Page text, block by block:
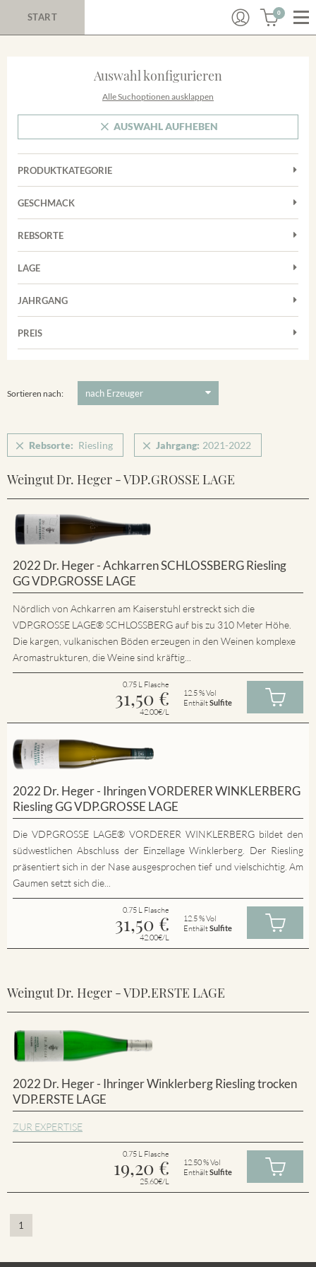
START 0
Auswahl konfigurieren
Alle Suchoptionen ausklappen
AUSWAHL AUFHEBEN
PRODUKTKATEGORIE
Cuvées
Rosé
Weißwein
GESCHMACK
Trocken
REBSORTE
Chardonnay
Grauburgunder
Riesling
Spätburgunder
LAGE
Achkarrer Schlossberg
Vorderer Winklerberg
Winklerberg Hinter Winklen
JAHRGANG
PREIS
Sortieren nach:
Rebsorte: Riesling Jahrgang: 2021-2022
Weingut Dr. Heger - VDP.GROSSE LAGE
2022 Dr. Heger - Achkarren SCHLOSSBERG Riesling
GG VDP.GROSSE LAGE
Nördlich von Achkarren am Kaiserstuhl erstreckt sich die
VDP.GROSSE LAGE® SCHLOSSBERG auf bis zu 310 Meter Höhe.
Die kargen, vulkanischen Böden erzeugen in den Weinen komplexe
Aromastrukturen, die Weine sind kräftig...
0.75 L Flasche
31,50 €
42.00€/L
12.5 % Vol
EnthältSulfite
2022 Dr. Heger - Ihringen VORDERER WINKLERBERG
Riesling GG VDP.GROSSE LAGE
Die VDP.GROSSE LAGE® VORDERER WINKLERBERG bildet den
südwestlichen Abschluss der Einzellage Winklerberg. Der Riesling
präsentiert sich in der Nase ausgesprochen tief und vielschichtig. Am
Gaumen setzt sich die...
0.75 L Flasche
31,50 €
42.00€/L
12.5 % Vol
EnthältSulfite
Weingut Dr. Heger - VDP.ERSTE LAGE
2022 Dr. Heger - Ihringer Winklerberg Riesling trocken
VDP.ERSTE LAGE
ZUR EXPERTISE
0.75 L Flasche
19,20 €
25.60€/L
12.50 % Vol
EnthältSulfite
1